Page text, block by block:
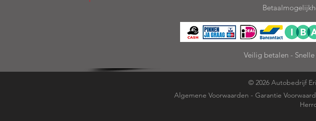
Veilig betalen -
© 2026 Autobedrijf
Algemene Voorwaarden - Garantie